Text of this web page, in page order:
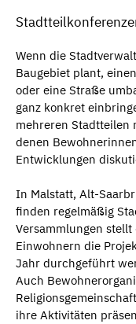
Wenn die
Baugebiet plant,
oder eine Straße
ganz konkret
mehreren Stadtteilen
denen
Entwicklungen
In Malstatt, Alt-
finden regelmäßig
Versammlungen
Einwohnern die
Jahr durchgeführt
Auch
ihre Aktivitäten